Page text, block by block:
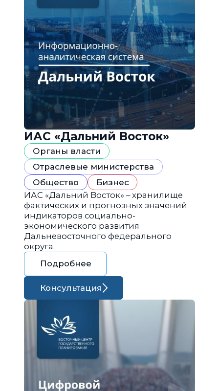
ИАС «Дальний Восток»
Органы власти
Отраслевые министерства
Общество
Бизнес
ИАС «Дальний Восток» – хранилище
фактических и прогнозных значений
индикаторов социально-
экономического развития
Дальневосточного федерального
округа.
Подробнее
Консультация